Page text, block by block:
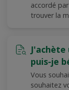
accordé
trouver la
puis-je
Vous
souhaitez